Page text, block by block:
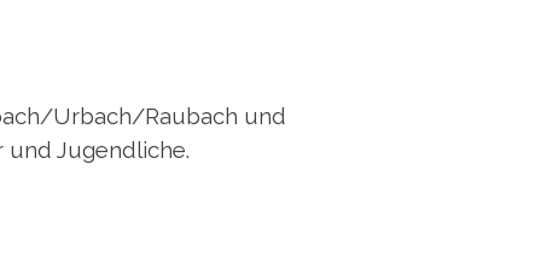
Urbach/Raubach und
und Jugendliche.